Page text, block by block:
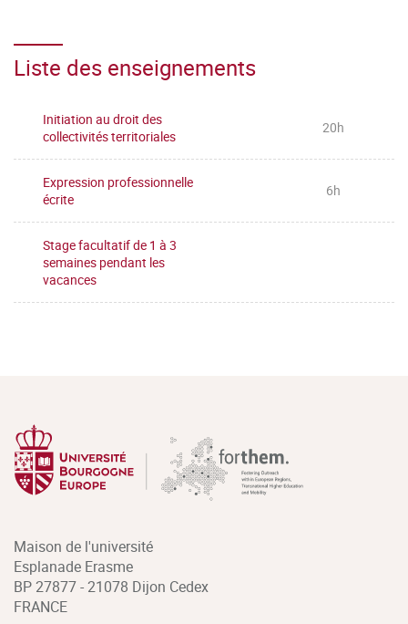
Liste des enseignements
Initiation au droit des
collectivités territoriales
20h
Expression professionnelle
écrite
6h
Stage facultatif de 1 à 3
semaines pendant les
vacances
Maison de l'université
Esplanade Erasme
BP 27877 - 21078 Dijon Cedex
FRANCE